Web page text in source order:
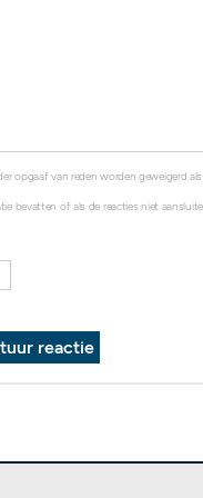
opgaaf van reden worden geweigerd
bevatten of als de reacties niet
reactie